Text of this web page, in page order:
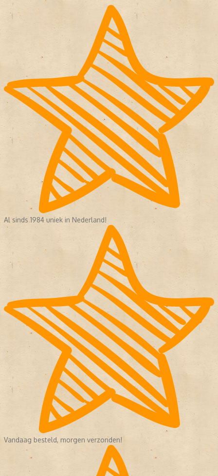
Al sinds 1984 uniek in Nederland!
Vandaag besteld, morgen verzonden!